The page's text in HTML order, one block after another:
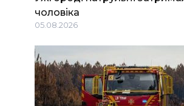
чоловіка
05.08.2026